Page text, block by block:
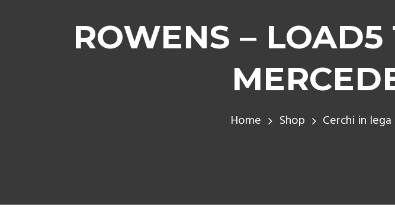
ROWENS – LOAD5
Home Shop Cerchi in lega